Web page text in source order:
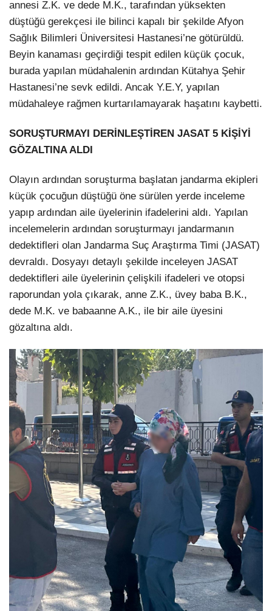
annesi Z.K. ve dede M.K., tarafından yüksekten
düştüğü gerekçesi ile bilinci kapalı bir şekilde Afyon
Sağlık Bilimleri Üniversitesi Hastanesi’ne götürüldü.
Beyin kanaması geçirdiği tespit edilen küçük çocuk,
burada yapılan müdahalenin ardından Kütahya Şehir
Hastanesi’ne sevk edildi. Ancak Y.E.Y, yapılan
müdahaleye rağmen kurtarılamayarak haşatını kaybetti.
SORUŞTURMAYI DERİNLEŞTİREN JASAT 5 KİŞİYİ
GÖZALTINA ALDI
Olayın ardından soruşturma başlatan jandarma ekipleri
küçük çocuğun düştüğü öne sürülen yerde inceleme
yapıp ardından aile üyelerinin ifadelerini aldı. Yapılan
incelemelerin ardından soruşturmayı jandarmanın
dedektifleri olan Jandarma Suç Araştırma Timi (JASAT)
devraldı. Dosyayı detaylı şekilde inceleyen JASAT
dedektifleri aile üyelerinin çelişkili ifadeleri ve otopsi
raporundan yola çıkarak, anne Z.K., üvey baba B.K.,
dede M.K. ve babaanne A.K., ile bir aile üyesini
gözaltına aldı.